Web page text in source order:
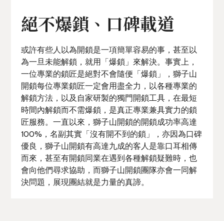
絕不爆鎖、口碑載道
或許有些人以為開鎖是一項簡單容易的事，甚至以
為一旦未能解鎖，就用「爆鎖」來解決。事實上，
一位專業的鎖匠是絕對不會隨便「爆鎖」，獅子山
開鎖每位專業鎖匠一定會用盡全力，以各種專業的
解鎖方法，以及自家研製的獨門開鎖工具，在最短
時間內解鎖而不需爆鎖，是真正專業兼具實力的鎖
匠服務。一直以來，獅子山開鎖的開鎖成功率高達
100%，名副其實「沒有開不到的鎖」，亦因為口碑
優良，獅子山開鎖有高達九成的客人是靠口耳相傳
而來，甚至有開鎖同業在遇到各種解鎖疑難時，也
會向他們尋求協助，而獅子山開鎖團隊亦會一同解
決問題，展現團結就是力量的真諦。